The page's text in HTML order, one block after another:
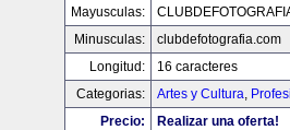
Mayusculas:
Minusculas:
clubdefotografia.com
Longitud:
16 caracteres
Categorias:
Artes y Cultura,
Precio:
Realizar una oferta!